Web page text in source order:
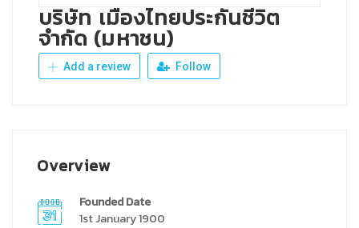
บริษัท เมืองไทยประกันชีวิต
จำกัด (มหาชน)
Add a review Follow
Overview
Founded Date
1st January 1900